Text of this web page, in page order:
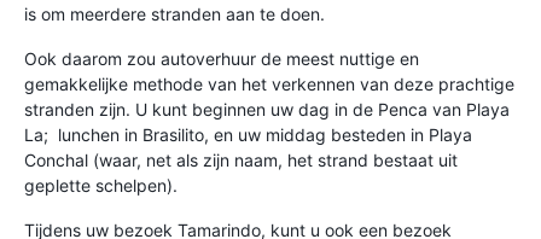
is om meerdere stranden aan te doen.
Ook daarom zou autoverhuur de meest nuttige en
gemakkelijke methode van het verkennen van deze prachtige
stranden zijn. U kunt beginnen uw dag in de Penca van Playa
La; lunchen in Brasilito, en uw middag besteden in Playa
Conchal (waar, net als zijn naam, het strand bestaat uit
geplette schelpen).
Tijdens uw bezoek Tamarindo, kunt u ook een bezoek